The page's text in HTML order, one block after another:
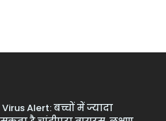
Alert: बच्चों में ज्यादा